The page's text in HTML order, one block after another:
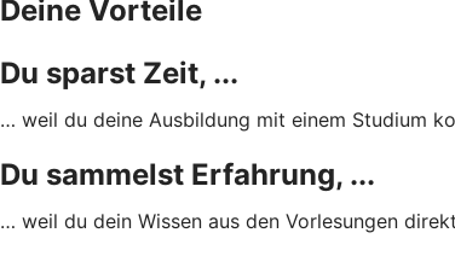
Deine Vorteile
Du sparst Zeit, ...
… weil du deine Ausbildung mit einem Studium
Du sammelst Erfahrung, ...
… weil du dein Wissen aus den Vorlesungen